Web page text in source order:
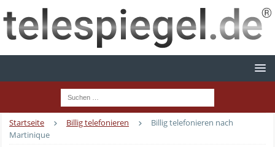
Startseite Billig telefonieren
Billig telefonieren nach
Martinique